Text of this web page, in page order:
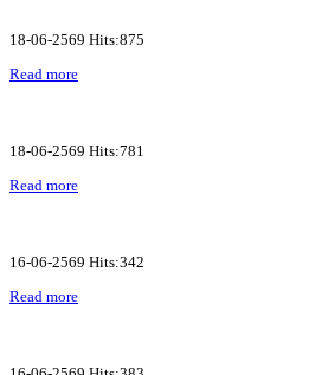
18-06-2569 Hits:875
Read more
18-06-2569 Hits:781
Read more
16-06-2569 Hits:342
Read more